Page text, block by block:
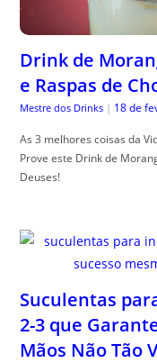
Drink de
e Raspas de
Mestre dos Drinks | 18 de
As 3 melhores coisas da
Prove este Drink de
Deuses!
Suculentas
2-3 que
Mãos Não Tão